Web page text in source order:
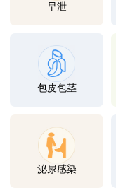
早泄
包皮包茎
泌尿感染